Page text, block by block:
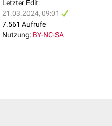
Letzter Edit:
21.03.2024, 09:01
7.561 Aufrufe
Nutzung: BY-NC-SA